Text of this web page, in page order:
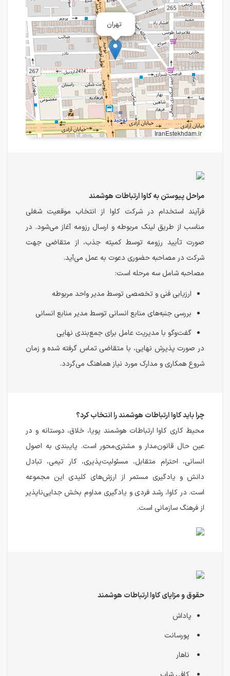
تهران
IranEstekhdam.ir
مراحل پیوستن به کاوا ارتباطات هوشمند
فرآیند استخدام در شرکت کاوا از انتخاب موقعیت شغلی
مناسب از طریق لینک مربوطه و ارسال رزومه آغاز می‌شود. در
صورت تأیید رزومه توسط کمیته جذب، از متقاضی جهت
شرکت در مصاحبه حضوری دعوت به عمل می‌آید.
مصاحبه شامل سه مرحله است:
ارزیابی فنی و تخصصی توسط مدیر واحد مربوطه
بررسی جنبه‌های منابع انسانی توسط مدیر منابع انسانی
گفت‌وگو با مدیریت عامل برای جمع‌بندی نهایی
در صورت پذیرش نهایی، با متقاضی تماس گرفته شده و زمان
شروع همکاری و مدارک مورد نیاز هماهنگ می‌گردد.
چرا باید کاوا ارتباطات هوشمند را انتخاب کرد؟
محیط کاری کاوا ارتباطات هوشمند پویا، خلاق، دوستانه و در
عین حال قانون‌مدار و مشتری‌محور است. پایبندی به اصول
انسانی، احترام متقابل، مسئولیت‌پذیری، کار تیمی، تبادل
دانش و یادگیری مستمر از ارزش‌های کلیدی این مجموعه
است. در کاوا، رشد فردی و یادگیری مداوم بخش جدایی‌ناپذیر
از فرهنگ سازمانی است.
حقوق و مزایای کاوا ارتباطات هوشمند
پاداش
پورسانت
ناهار